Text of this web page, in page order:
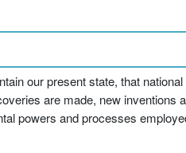
our present state, that
are made, new
powers and processes